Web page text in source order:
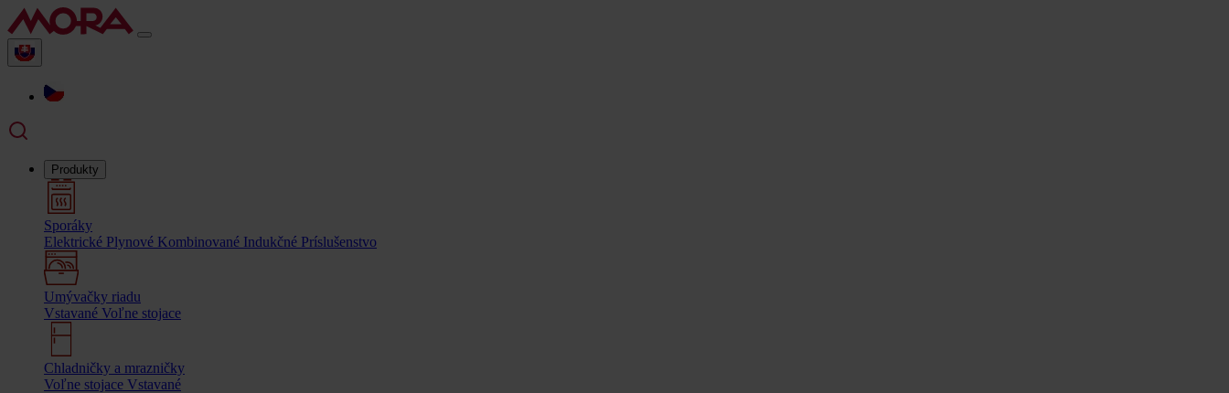
Produkty
Sporáky
Elektrické Plynové Kombinované Indukčné Príslušenstvo
Umývačky riadu
Vstavané Voľne stojace
Chladničky a mrazničky
Voľne stojace Vstavané